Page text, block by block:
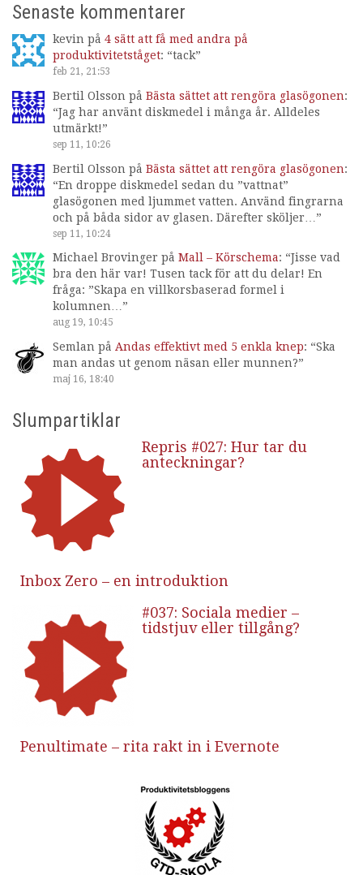
Senaste kommentarer
kevin på 4 sätt att få med andra på
produktivitetståget: “tack”
feb 21, 21:53
Bertil Olsson på Bästa sättet att rengöra glasögonen:
“Jag har använt diskmedel i många år. Alldeles
utmärkt!”
sep 11, 10:26
Bertil Olsson på Bästa sättet att rengöra glasögonen:
“En droppe diskmedel sedan du ”vattnat”
glasögonen med ljummet vatten. Använd fingrarna
och på båda sidor av glasen. Därefter sköljer… ”
sep 11, 10:24
Michael Brovinger på Mall – Körschema: “Jisse vad
bra den här var! Tusen tack för att du delar! En
fråga: ”Skapa en villkorsbaserad formel i
kolumnen…”
aug 19, 10:45
Semlan på Andas effektivt med 5 enkla knep: “Ska
man andas ut genom näsan eller munnen?”
maj 16, 18:40
Slumpartiklar
Repris #027: Hur tar du
anteckningar?
Inbox Zero – en introduktion
#037: Sociala medier –
tidstjuv eller tillgång?
Penultimate – rita rakt in i Evernote